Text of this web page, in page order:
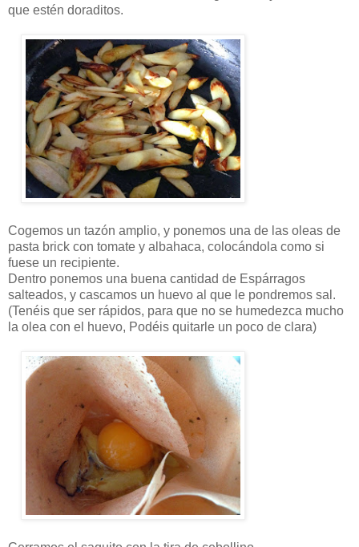
que estén doraditos.
Cogemos un tazón amplio, y ponemos una de las oleas de
pasta brick con tomate y albahaca, colocándola como si
fuese un recipiente.
Dentro ponemos una buena cantidad de Espárragos
salteados, y cascamos un huevo al que le pondremos sal.
(Tenéis que ser rápidos, para que no se humedezca mucho
la olea con el huevo, Podéis quitarle un poco de clara)